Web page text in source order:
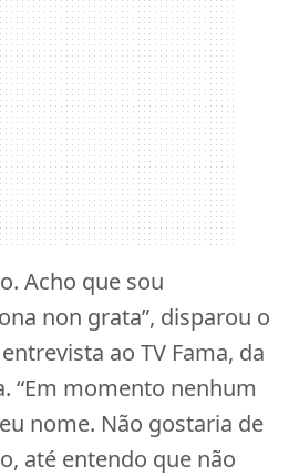
Acho que sou
non grata”, disparou o
ao TV Fama, da
“Em momento nenhum
nome. Não gostaria de
até entendo que não